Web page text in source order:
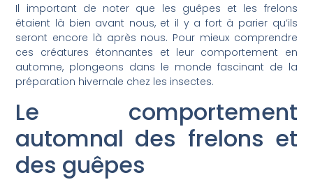
Il important de noter que les guêpes et les frelons
étaient là bien avant nous, et il y a fort à parier qu’ils
seront encore là après nous. Pour mieux comprendre
ces créatures étonnantes et leur comportement en
automne, plongeons dans le monde fascinant de la
préparation hivernale chez les insectes.
Le comportement
automnal des frelons et
des guêpes